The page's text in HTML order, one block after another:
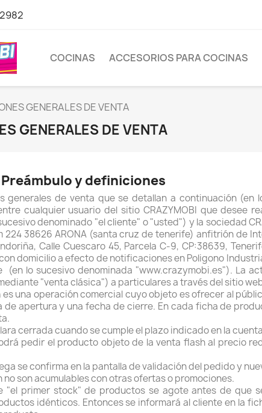
COCINAS ACCESORIOS PARA COCINAS
GENERALES DE VENTA
GENERALES DE VENTA
y definiciones
generales de venta que se detallan a continuación
cualquier usuario del sitio CRAZYMOBI que desee
denominado "el cliente" o "usted") y la sociedad
224 38626 ARONA (santa cruz de tenerife) anfitrión de
Calle Cuescaro 45, Parcela C-9, CP:38639,
domicilio a efecto de notificaciones enPoligono
(en lo sucesivo denominada "www.crazymobi.es"). La
"venta clásica") a particulares a través del sitio
es una operación comercial cuyo objeto es ofrecer al
de apertura y una fecha de cierre. En cada ficha de
cerrada cuando se cumple el plazo indicado en la
pedir el producto objeto de la venta flash al precio
se confirma en la pantalla de validación del pedido y
no son acumulables con otras ofertas o promociones.
"el primer stock" de productos se agote antes de que
idénticos. Entonces se informará al cliente en la